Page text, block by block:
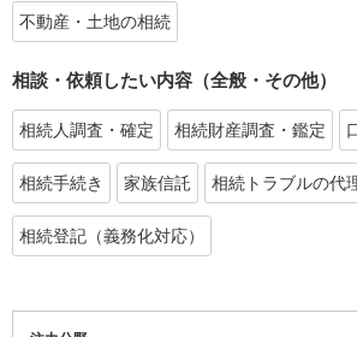
不動産・土地の相続
相談・依頼したい内容（全般・その他）
相続人調査・確定 相続財産調査・鑑定
相続手続き 家族信託 相続トラブルの代
相続登記（義務化対応）